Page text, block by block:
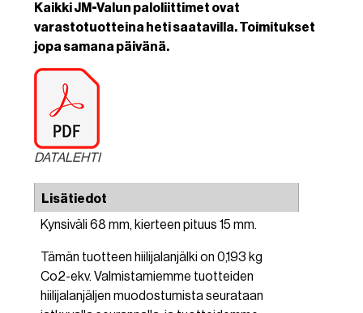
Kaikki JM-Valun paloliittimet ovat
varastotuotteina heti saatavilla. Toimitukset
jopa samana päivänä.
DATALEHTI
Lisätiedot
Kynsiväli 68 mm, kierteen pituus 15 mm.
Tämän tuotteen hiilijalanjälki on 0,193 kg
Co2-ekv. Valmistamiemme tuotteiden
hiilijalanjäljen muodostumista seurataan